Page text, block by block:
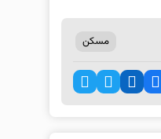
مسکن